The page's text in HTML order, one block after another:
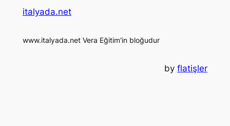
italyada.net
www.italyada.net Vera Eğitim'in bloğudur
byflatişler